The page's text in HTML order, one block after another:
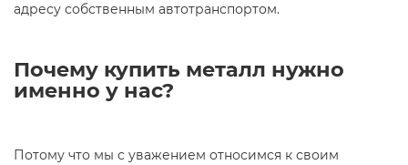
адресу собственным автотранспортом.
Почему купить металл нужно
именно у нас?
Потому что мы с уважением относимся к своим